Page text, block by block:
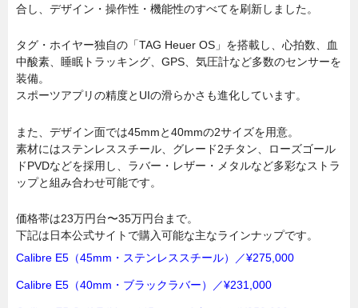
合し、デザイン・操作性・機能性のすべてを刷新しました。
タグ・ホイヤー独自の「TAG Heuer OS」を搭載し、心拍数、血
中酸素、睡眠トラッキング、GPS、気圧計など多数のセンサーを
装備。
スポーツアプリの精度とUIの滑らかさも進化しています。
また、デザイン面では45mmと40mmの2サイズを用意。
素材にはステンレススチール、グレード2チタン、ローズゴール
ドPVDなどを採用し、ラバー・レザー・メタルなど多彩なストラ
ップと組み合わせ可能です。
価格帯は23万円台〜35万円台まで。
下記は日本公式サイトで購入可能な主なラインナップです。
Calibre E5（45mm・ステンレススチール）／¥275,000
Calibre E5（40mm・ブラックラバー）／¥231,000